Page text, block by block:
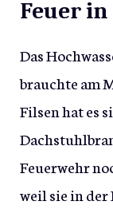
Feuer
Das
brauchte am
Filsen hat es
Feuerwehr
weil sie in